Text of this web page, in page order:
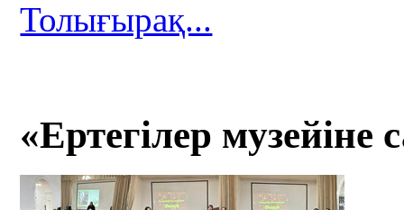
Толығырақ...
«Ертегілер музейіне